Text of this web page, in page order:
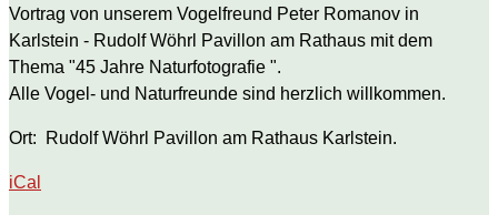
Vortrag von unserem Vogelfreund Peter Romanov in
Karlstein - Rudolf Wöhrl Pavillon am Rathaus mit dem
Thema "45 Jahre Naturfotografie ".
Alle Vogel- und Naturfreunde sind herzlich willkommen.
Ort: Rudolf Wöhrl Pavillon am Rathaus Karlstein.
iCal